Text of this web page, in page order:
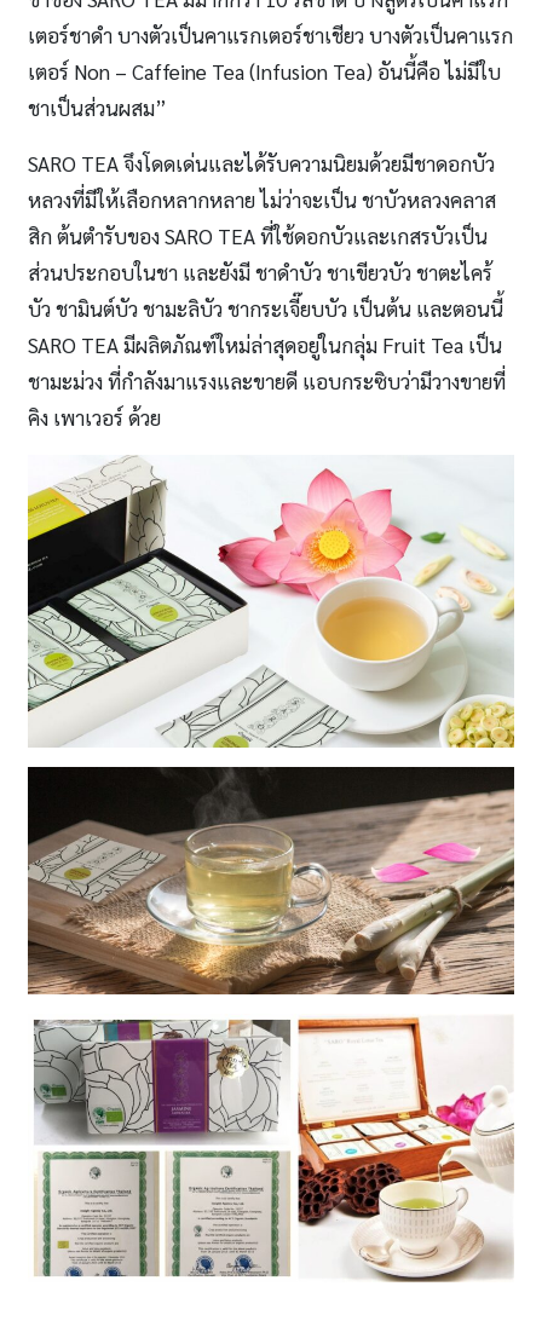
เตอร์ชาดำ บางตัวเป็นคาแรกเตอร์ชาเชียว บางตัวเป็นคาแรก
เตอร์ Non – Caffeine Tea (Infusion Tea) อันนี้คือ ไม่มีใบ
ชาเป็นส่วนผสม”
SARO TEA จึงโดดเด่นและได้รับความนิยมด้วยมีชาดอกบัว
หลวงที่มีให้เลือกหลากหลาย ไม่ว่าจะเป็น ชาบัวหลวงคลาส
สิก ต้นตำรับของ SARO TEA ที่ใช้ดอกบัวและเกสรบัวเป็น
ส่วนประกอบในชา และยังมี ชาดำบัว ชาเขียวบัว ชาตะไคร้
บัว ชามินต์บัว ชามะลิบัว ชากระเจี๊ยบบัว เป็นต้น และตอนนี้
SARO TEA มีผลิตภัณฑ์ใหม่ล่าสุดอยู่ในกลุ่ม Fruit Tea เป็น
ชามะม่วง ที่กำลังมาแรงและขายดี แอบกระซิบว่ามีวางขายที่
คิง เพาเวอร์ ด้วย